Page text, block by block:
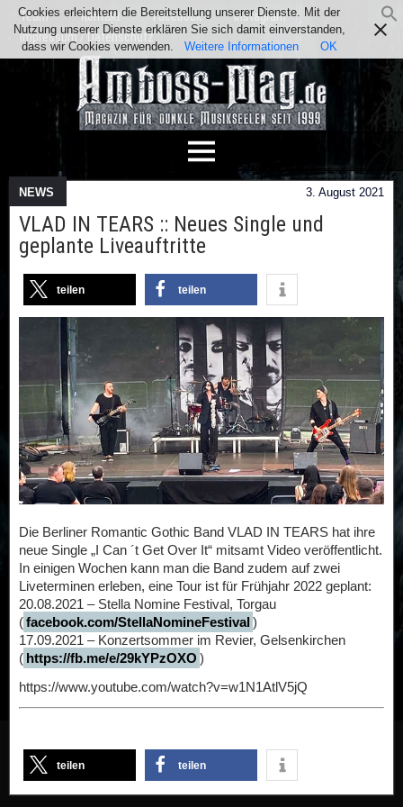
Team Kontakt Facebook
Instagram
Impressum / Datenschutz
NEWS 3. August 2021
VLAD IN TEARS :: Neues Single und
geplante Liveauftritte
teilen teilen
Die Berliner Romantic Gothic Band VLAD IN TEARS hat ihre
neue Single „I Can ´t Get Over It“ mitsamt Video veröffentlicht.
In einigen Wochen kann man die Band zudem auf zwei
Liveterminen erleben, eine Tour ist für Frühjahr 2022 geplant:
20.08.2021 – Stella Nomine Festival, Torgau
(facebook.com/StellaNomineFestival )
17.09.2021 – Konzertsommer im Revier, Gelsenkirchen
( https://fb.me/e/29kYPzOXO )
https://www.youtube.com/watch?v=w1N1AtlV5jQ
teilen teilen
Cookies erleichtern die Bereitstellung unserer Dienste. Mit der
Nutzung unserer Dienste erklären Sie sich damit einverstanden,
dass wir Cookies verwenden.
Weitere Informationen OK